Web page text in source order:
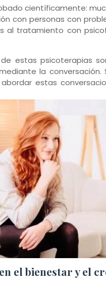
científicamente:
con personas con
al tratamiento con
estas psicoterapias
la
estas
el bienestar y el